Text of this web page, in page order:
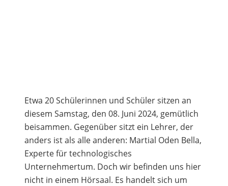
Etwa 20 Schülerinnen und Schüler sitzen an
diesem Samstag, den 08. Juni 2024, gemütlich
beisammen. Gegenüber sitzt ein Lehrer, der
anders ist als alle anderen: Martial Oden Bella,
Experte für technologisches
Unternehmertum. Doch wir befinden uns hier
nicht in einem Hörsaal. Es handelt sich um